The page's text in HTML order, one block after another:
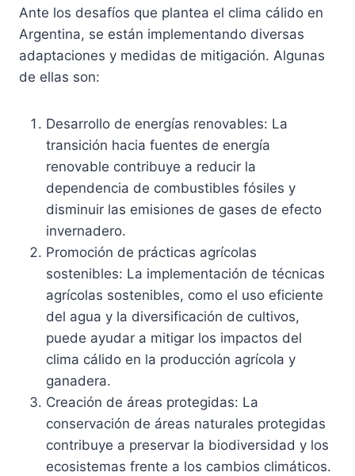
Ante los desafíos que plantea el clima cálido en
Argentina, se están implementando diversas
adaptaciones y medidas de mitigación. Algunas
de ellas son:
Desarrollo de energías renovables: La
transición hacia fuentes de energía
renovable contribuye a reducir la
dependencia de combustibles fósiles y
disminuir las emisiones de gases de efecto
invernadero.
Promoción de prácticas agrícolas
sostenibles: La implementación de técnicas
agrícolas sostenibles, como el uso eficiente
del agua y la diversificación de cultivos,
puede ayudar a mitigar los impactos del
clima cálido en la producción agrícola y
ganadera.
Creación de áreas protegidas: La
conservación de áreas naturales protegidas
contribuye a preservar la biodiversidad y los
ecosistemas frente a los cambios climáticos.